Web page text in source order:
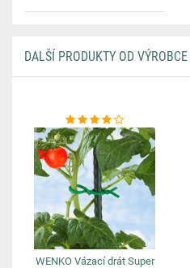
DALŠÍ PRODUKTY OD
WENKO Vázací drát Super